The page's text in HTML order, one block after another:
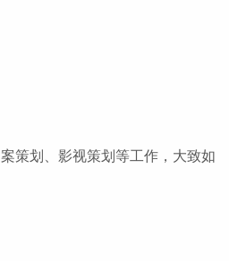
策划、影视策划等工作，大致如